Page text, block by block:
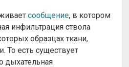
сообщение, в котором
инфильтрация ствола
образцах ткани,
То есть существует
дыхательная